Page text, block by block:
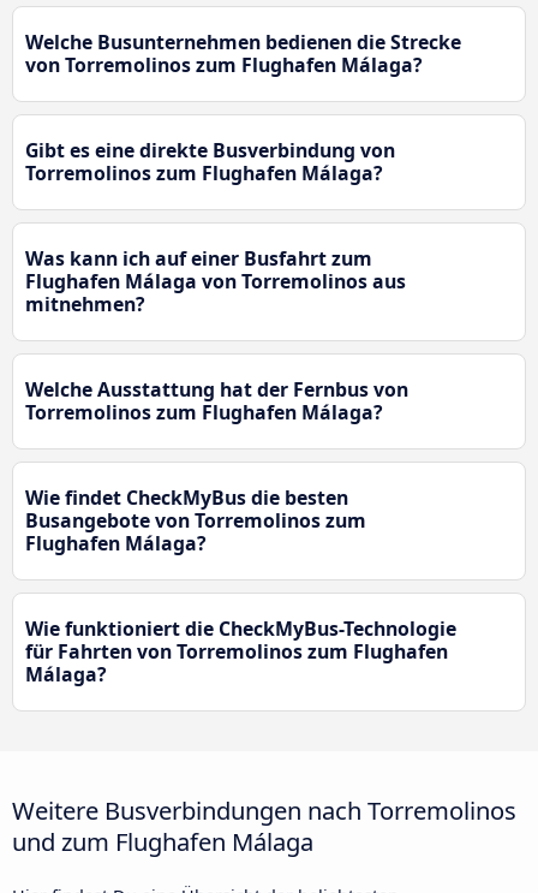
Welche Busunternehmen bedienen die Strecke
von Torremolinos zum Flughafen Málaga?
Gibt es eine direkte Busverbindung von
Torremolinos zum Flughafen Málaga?
Was kann ich auf einer Busfahrt zum
Flughafen Málaga von Torremolinos aus
mitnehmen?
Welche Ausstattung hat der Fernbus von
Torremolinos zum Flughafen Málaga?
Wie findet CheckMyBus die besten
Busangebote von Torremolinos zum
Flughafen Málaga?
Wie funktioniert die CheckMyBus-Technologie
für Fahrten von Torremolinos zum Flughafen
Málaga?
Weitere Busverbindungen nach Torremolinos
und zum Flughafen Málaga